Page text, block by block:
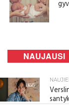
NAUJAUSI
866